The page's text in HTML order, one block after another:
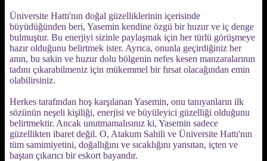
Üniversite Hattı'nın doğal güzelliklerinin içerisinde
büyüdüğünden beri, Yasemin kendine özgü bir huzur ve iç denge
bulmuştur. Bu enerjiyi sizinle paylaşmak için her türlü görüşmeye
hazır olduğunu belirtmek ister. Ayrıca, onunla geçirdiğiniz her
anın, bu sakin ve huzur dolu bölgenin nefes kesen manzaralarının
tadını çıkarabilmeniz için mükemmel bir fırsat olacağından emin
olabilirsiniz.
Herkes tarafından hoş karşılanan Yasemin, onu tanıyanların ilk
sözünün neşeli kişiliği, enerjisi ve büyüleyici güzelliği olduğunu
belirtmektir. Ancak unutmamalısınız ki, Yasemin sadece
güzellikten ibaret değil. O, Atakum Sahili ve Üniversite Hattı'nın
tüm samimiyetini, doğallığını ve sıcaklığını yansıtan, içten ve
baştan çıkarıcı bir eskort bayandır.